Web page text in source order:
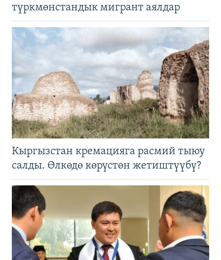
түркмөнстандык мигрант аялдар
Кыргызстан кремацияга расмий тыюу
салды. Өлкөдө көрүстөн жетиштүүбү?